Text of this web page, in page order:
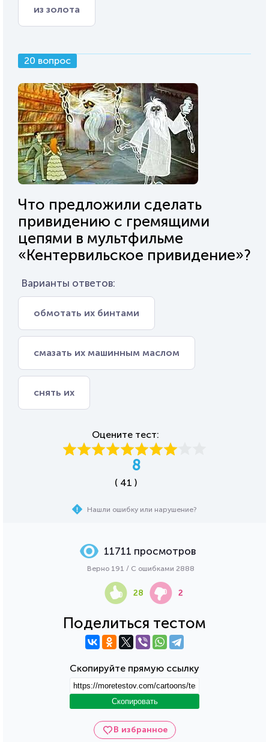
из золота
20 вопрос
Что предложили сделать
привидению с гремящими
цепями в мультфильме
«Кентервильское привидение»?
Варианты ответов:
обмотать их бинтами
смазать их машинным маслом
снять их
Оцените тест:
8
( 41 )
Нашли ошибку или нарушение?
В избранное
Поделиться тестом
Скопируйте прямую ссылку
Скопировать
11711 просмотров
Верно 191 / С ошибками 2888
28 2